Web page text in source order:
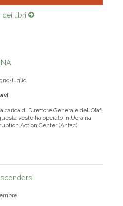
dei libri
luglio
carica di Direttore Generale dell’Olaf,
veste ha operato in Ucraina
Action Center (Antac)